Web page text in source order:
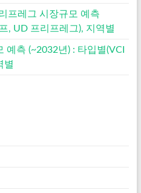
프레그 시장규모 예측
, UD 프리프레그), 지역별
예측 (~2032년) : 타입별(VCI
별